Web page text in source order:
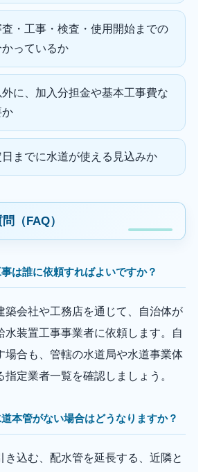
・工事・検査・使用開始までの
っているか
に、加入分担金や基本工事費な
か
日までに水道が使える見込みか
（FAQ）
は誰に依頼すればよいですか？
築会社や工務店を通じて、自治体が
水装置工事事業者に依頼します。自
場合も、管轄の水道局や水道事業体
指定業者一覧を確認しましょう。
本管がない場合はどうなりますか？
き込む、配水管を延長する、近隣と